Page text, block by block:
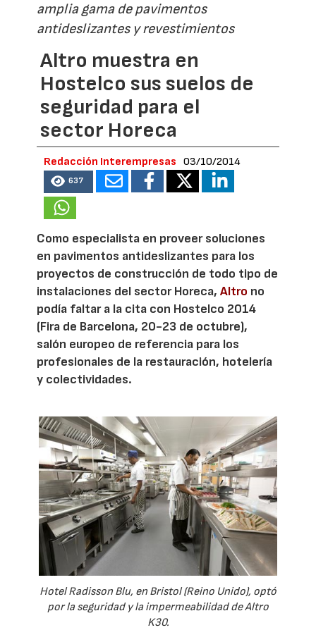
amplia gama de pavimentos
antideslizantes y revestimientos
Altro muestra en
Hostelco sus suelos de
seguridad para el
sector Horeca
Redacción Interempresas 03/10/2014
637
Como especialista en proveer soluciones
en pavimentos antideslizantes para los
proyectos de construcción de todo tipo de
instalaciones del sector Horeca,Altro no
podía faltar a la cita con Hostelco 2014
(Fira de Barcelona, 20-23 de octubre),
salón europeo de referencia para los
profesionales de la restauración, hotelería
y colectividades.
Hotel Radisson Blu, en Bristol (Reino Unido), optó
por la seguridad y la impermeabilidad de Altro
K30.